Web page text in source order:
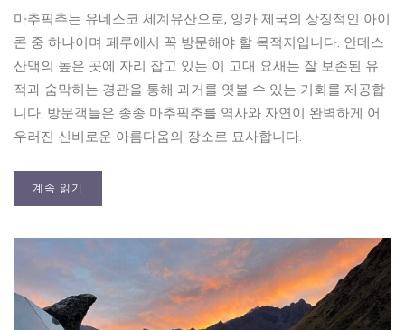
마추픽추는 유네스코 세계유산으로, 잉카 제국의 상징적인 아이
콘 중 하나이며 페루에서 꼭 방문해야 할 목적지입니다. 안데스
산맥의 높은 곳에 자리 잡고 있는 이 고대 요새는 잘 보존된 유
적과 숨막히는 경관을 통해 과거를 엿볼 수 있는 기회를 제공합
니다. 방문객들은 종종 마추픽추를 역사와 자연이 완벽하게 어
우러진 신비로운 아름다움의 장소로 묘사합니다.
계속 읽기